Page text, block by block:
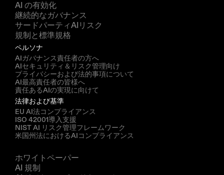
AI の有効化
継続的なガバナンス
サードパーティAIリスク
規制と標準規格
ペルソナ
AIガバナンス責任者の方へ
AIセキュリティ＆リスク管理向け
プライバシーおよび法的事項について
AI最高責任者の皆様へ
責任あるAIの実現に向けて
法律および基準
EU AI法コンプライアンス
ISO 42001導入支援
NIST AI リスク管理フレームワーク
米国州法におけるAIコンプライアンス
ホワイトペーパー
AI 規制